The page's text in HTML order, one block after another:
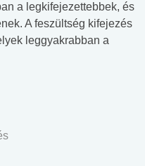
a legkifejezettebbek, és
A feszültség kifejezés
leggyakrabban a